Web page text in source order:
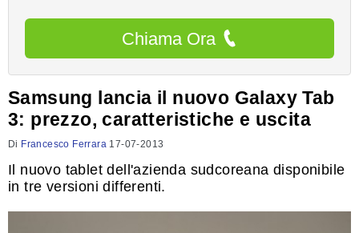
Chiama Ora
Samsung lancia il nuovo Galaxy Tab
3: prezzo, caratteristiche e uscita
Di Francesco Ferrara 17-07-2013
Il nuovo tablet dell'azienda sudcoreana disponibile
in tre versioni differenti.